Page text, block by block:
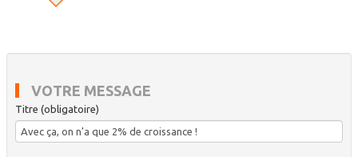
VOTRE MESSAGE
Titre (obligatoire)